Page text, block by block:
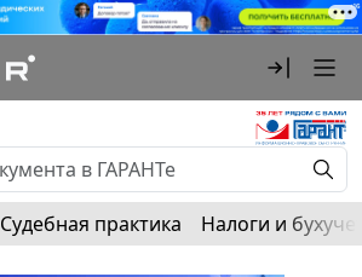
Судебная практика Налоги и